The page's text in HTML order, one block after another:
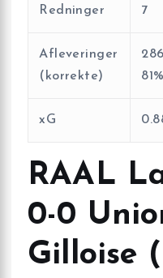
Redninger 7
Afleveringer
(korrekte)
81%
xG
RAAL
0-0
Gilloise